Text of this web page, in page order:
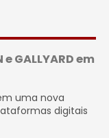
GALLYARD em
em uma nova
digitais